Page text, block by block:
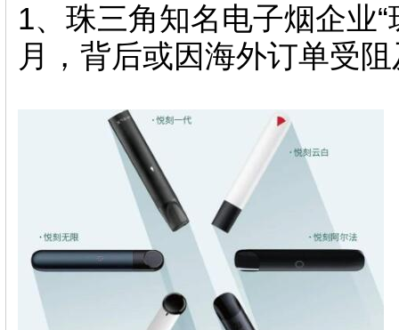
1、珠三角知名电子烟企业
月，背后或因海外订单受